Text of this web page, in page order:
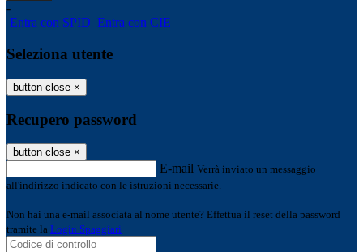
-
Entra con SPID Entra con CIE
Seleziona utente
button close ×
Recupero password
button close ×
E-mail Verrà inviato un messaggio
all'indirizzo indicato con le istruzioni necessarie.
Non hai una e-mail associata al nome utente? Effettua il reset della password
tramite la Login Spaggiari